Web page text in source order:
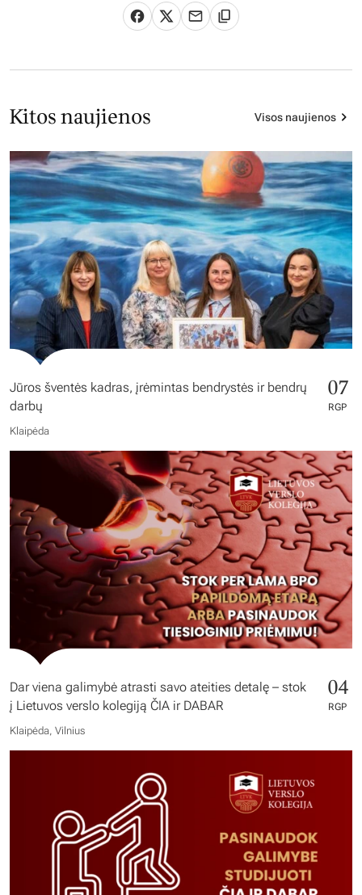
Kitos naujienos Visos naujienos
Jūros šventės kadras, įrėmintas bendrystės ir bendrų
darbų
07
RGP
Klaipėda
Dar viena galimybė atrasti savo ateities detalę – stok
į Lietuvos verslo kolegiją ČIA ir DABAR
04
RGP
Klaipėda, Vilnius